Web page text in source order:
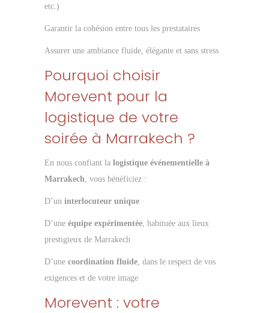
etc.)
Garantir la cohésion entre tous les prestataires
Assurer une ambiance fluide, élégante et sans stress
Pourquoi choisir
Morevent pour la
logistique de votre
soirée à Marrakech ?
En nous confiant la logistique événementielle à
Marrakech, vous bénéficiez :
D’un interlocuteur unique
D’une équipe expérimentée, habituée aux lieux
prestigieux de Marrakech
D’une coordination fluide, dans le respect de vos
exigences et de votre image
Morevent : votre